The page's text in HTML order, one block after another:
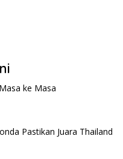
ke Masa
Pastikan Juara Thailand